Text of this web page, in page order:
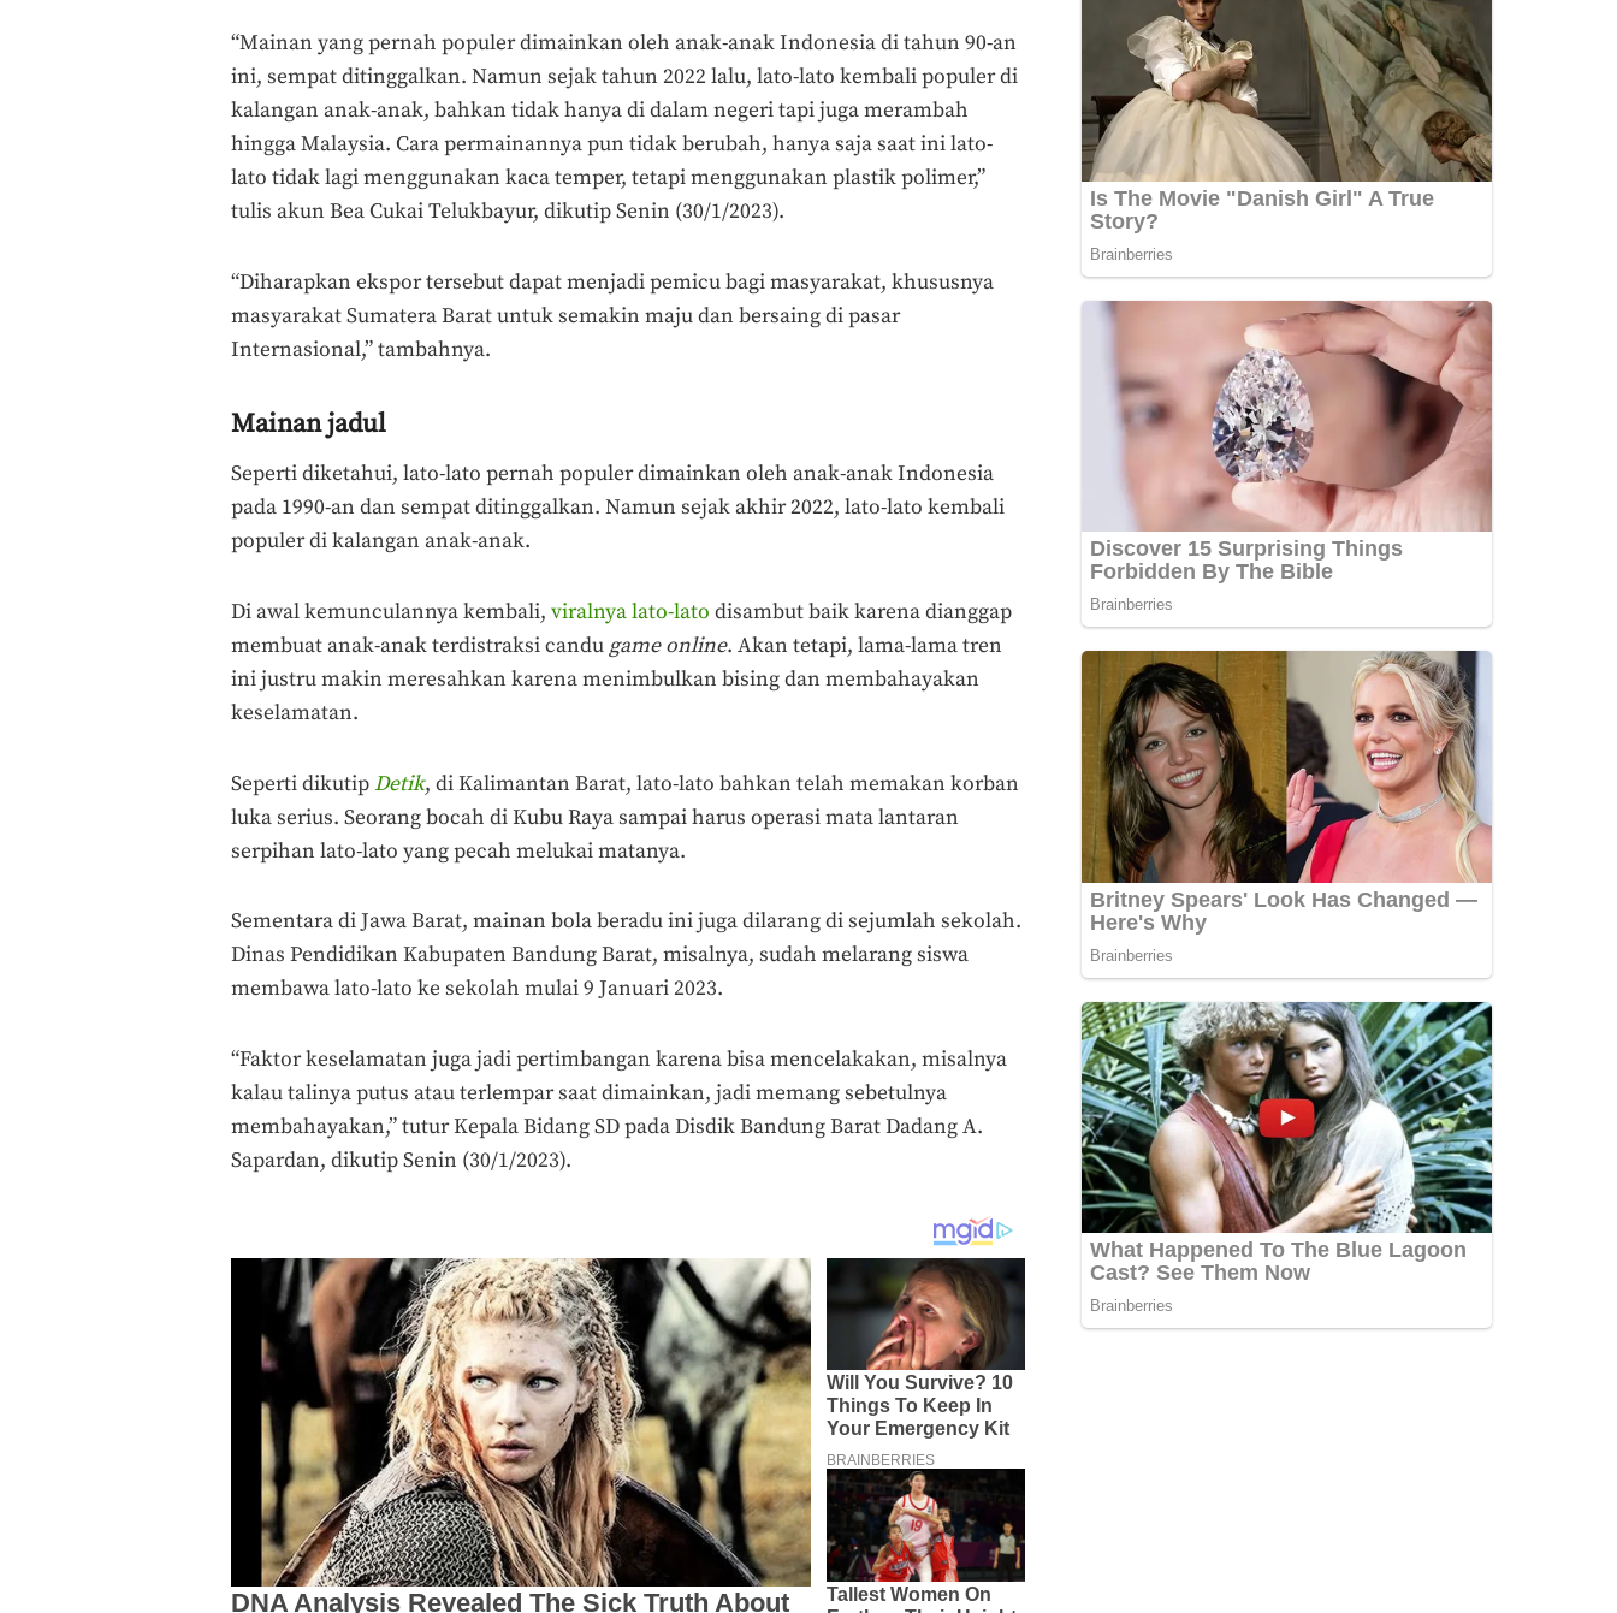
“Mainan yang pernah populer dimainkan oleh anak-anak Indonesia di tahun 90-an
ini, sempat ditinggalkan. Namun sejak tahun 2022 lalu, lato-lato kembali populer di
kalangan anak-anak, bahkan tidak hanya di dalam negeri tapi juga merambah
hingga Malaysia. Cara permainannya pun tidak berubah, hanya saja saat ini lato-
lato tidak lagi menggunakan kaca temper, tetapi menggunakan plastik polimer,”
tulis akun Bea Cukai Telukbayur, dikutip Senin (30/1/2023).
“Diharapkan ekspor tersebut dapat menjadi pemicu bagi masyarakat, khususnya
masyarakat Sumatera Barat untuk semakin maju dan bersaing di pasar
Internasional,” tambahnya.
Mainan jadul
Seperti diketahui, lato-lato pernah populer dimainkan oleh anak-anak Indonesia
pada 1990-an dan sempat ditinggalkan. Namun sejak akhir 2022, lato-lato kembali
populer di kalangan anak-anak.
Di awal kemunculannya kembali, viralnya lato-lato disambut baik karena dianggap
membuat anak-anak terdistraksi candu game online. Akan tetapi, lama-lama tren
ini justru makin meresahkan karena menimbulkan bising dan membahayakan
keselamatan.
Seperti dikutip Detik, di Kalimantan Barat, lato-lato bahkan telah memakan korban
luka serius. Seorang bocah di Kubu Raya sampai harus operasi mata lantaran
serpihan lato-lato yang pecah melukai matanya.
Sementara di Jawa Barat, mainan bola beradu ini juga dilarang di sejumlah sekolah.
Dinas Pendidikan Kabupaten Bandung Barat, misalnya, sudah melarang siswa
membawa lato-lato ke sekolah mulai 9 Januari 2023.
“Faktor keselamatan juga jadi pertimbangan karena bisa mencelakakan, misalnya
kalau talinya putus atau terlempar saat dimainkan, jadi memang sebetulnya
membahayakan,” tutur Kepala Bidang SD pada Disdik Bandung Barat Dadang A.
Sapardan, dikutip Senin (30/1/2023).